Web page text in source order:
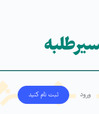
ورود ثبت‌ نام کنید